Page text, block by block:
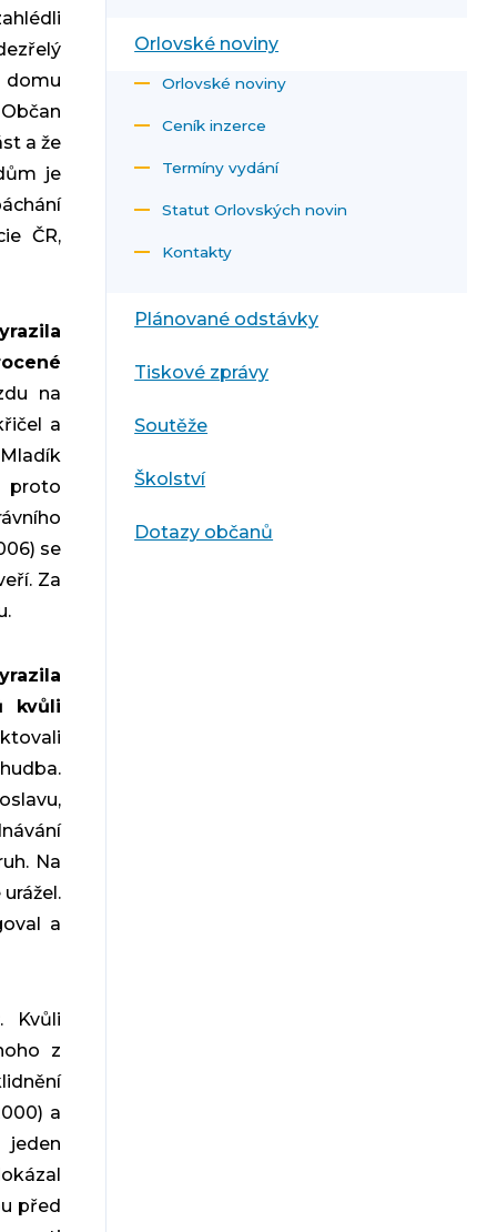
domu
a že
je
ČR,
na
a
proto
se
Za
kvůli
Na
a
Kvůli
z
a
před
Orlovské noviny
Orlovské noviny
Ceník inzerce
Termíny vydání
Statut Orlovských novin
Kontakty
Plánované odstávky
Tiskové zprávy
Soutěže
Školství
Dotazy občanů